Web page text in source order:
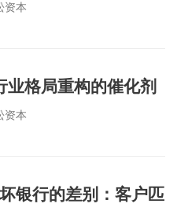
资本
格局重构的催化剂
资本
银行的差别：客户匹